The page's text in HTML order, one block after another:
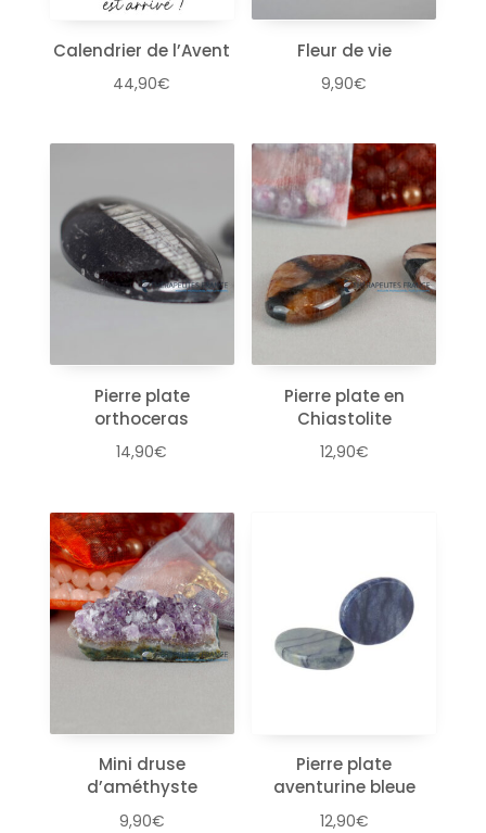
Calendrier de l’Avent
44,90€
Fleur de vie
9,90€
Pierre plate
orthoceras
14,90€
Pierre plate en
Chiastolite
12,90€
Mini druse
d’améthyste
9,90€
Pierre plate
aventurine bleue
12,90€